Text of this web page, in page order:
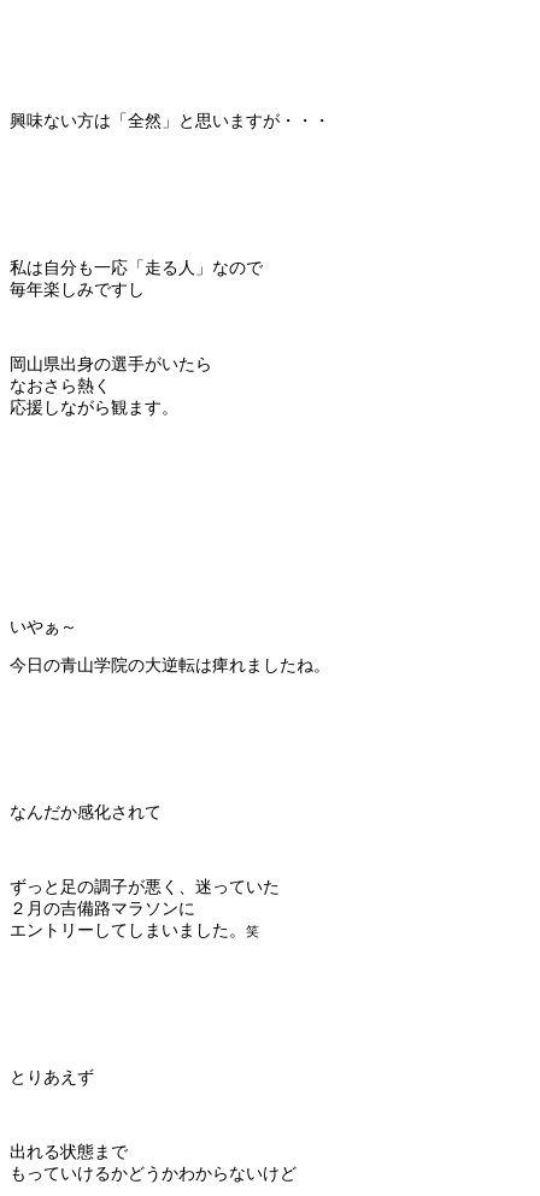
興味ない方は「全然」と思いますが・・・
私は自分も一応「走る人」なので
毎年楽しみですし
岡山県出身の選手がいたら
なおさら熱く
応援しながら観ます。
いやぁ～
今日の青山学院の大逆転は痺れましたね。
なんだか感化されて
ずっと足の調子が悪く、迷っていた
２月の吉備路マラソンに
エントリーしてしまいました。
笑
とりあえず
出れる状態まで
もっていけるかどうかわからないけど